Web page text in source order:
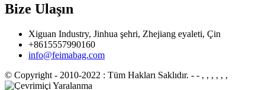
Bize Ulaşın
Xiguan Industry, Jinhua şehri, Zhejiang eyaleti, Çin
+8615557990160
info@feimabag.com
© Copyright - 2010-2022 : Tüm Hakları Saklıdır. - - , , , , , ,